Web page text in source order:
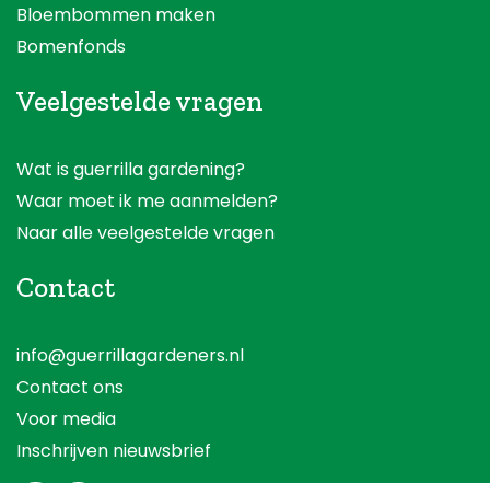
Bloembommen maken
Bomenfonds
Veelgestelde vragen
Wat is guerrilla gardening?
Waar moet ik me aanmelden?
Naar alle veelgestelde vragen
Contact
info@guerrillagardeners.nl
Contact ons
Voor media
Inschrijven nieuwsbrief